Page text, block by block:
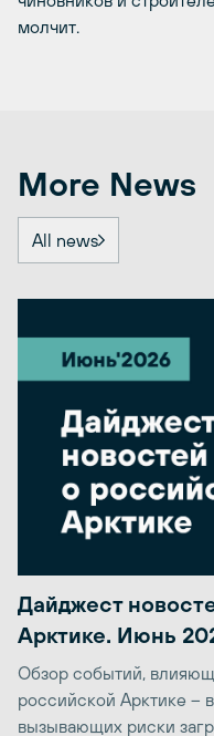
молчит.
More News
All news
Дайджест
Арктике. Июнь
Обзор событий,
российской Арктике –
вызывающих риски